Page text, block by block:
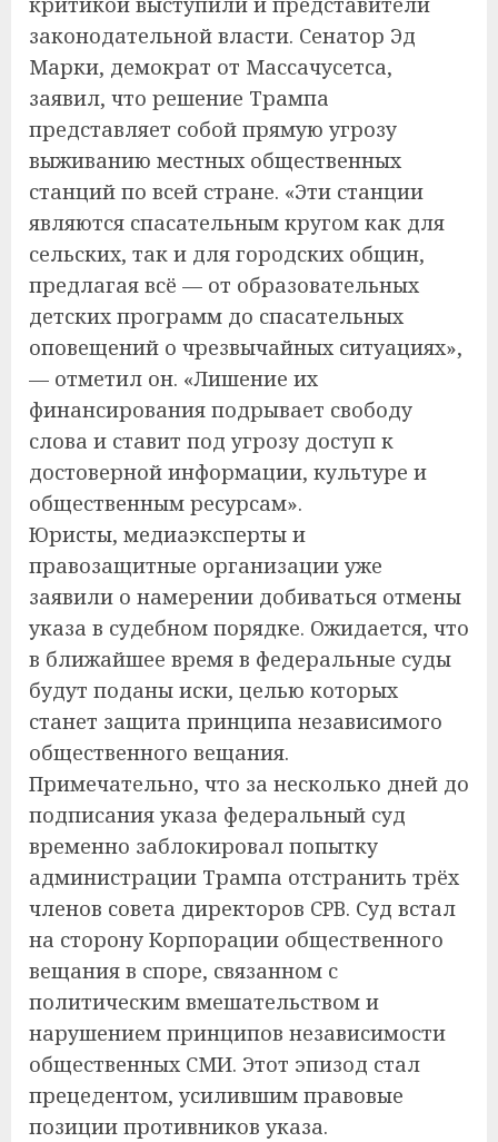
законодательной власти. Сенатор Эд
Марки, демократ от Массачусетса,
заявил, что решение Трампа
представляет собой прямую угрозу
выживанию местных общественных
станций по всей стране. «Эти станции
являются спасательным кругом как для
сельских, так и для городских общин,
предлагая всё — от образовательных
детских программ до спасательных
оповещений о чрезвычайных ситуациях»,
— отметил он. «Лишение их
финансирования подрывает свободу
слова и ставит под угрозу доступ к
достоверной информации, культуре и
общественным ресурсам».
Юристы, медиаэксперты и
правозащитные организации уже
заявили о намерении добиваться отмены
указа в судебном порядке. Ожидается, что
в ближайшее время в федеральные суды
будут поданы иски, целью которых
станет защита принципа независимого
общественного вещания.
Примечательно, что за несколько дней до
подписания указа федеральный суд
временно заблокировал попытку
администрации Трампа отстранить трёх
членов совета директоров CPB. Суд встал
на сторону Корпорации общественного
вещания в споре, связанном с
политическим вмешательством и
нарушением принципов независимости
общественных СМИ. Этот эпизод стал
прецедентом, усилившим правовые
позиции противников указа.